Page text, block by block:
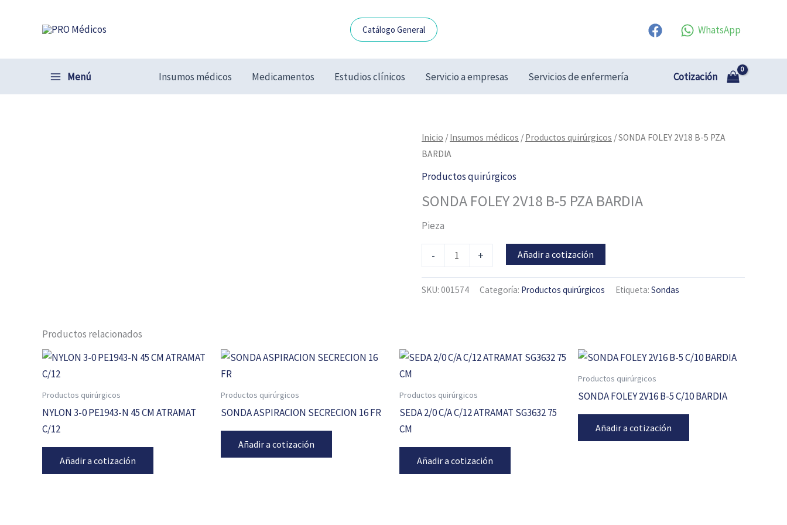
Catálogo General WhatsApp
Menú Insumos médicos Medicamentos Estudios clínicos Servicio a empresas Servicios de enfermería Cotización
Inicio / Insumos médicos / Productos quirúrgicos / SONDA FOLEY 2V18 B-5 PZA
BARDIA
Productos quirúrgicos
SONDA FOLEY 2V18 B-5 PZA BARDIA
Pieza
-
SONDA
FOLEY
2V18
5
PZA
cantidad
+ Añadir a cotización
SKU: 001574 Categoría: Productos quirúrgicos Etiqueta: Sondas
Productos relacionados
Productos quirúrgicos
NYLON 3-0 PE1943-N 45 CM ATRAMAT
C/12
Añadir a cotización
Productos quirúrgicos
SONDA ASPIRACION SECRECION 16 FR
Añadir a cotización
Productos quirúrgicos
SEDA 2/0 C/A C/12 ATRAMAT SG3632 75
CM
Añadir a cotización
Productos quirúrgicos
SONDA FOLEY 2V16 B-5 C/10 BARDIA
Añadir a cotización